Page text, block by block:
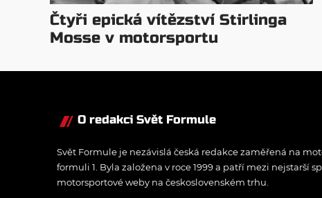
Čtyři epická vítězství Stirlinga
Mosse v motorsportu
O redakci Svět Formule
Svět Formule je nezávislá česká redakce zaměřená na
formuli 1. Byla založena v roce 1999 a patří mezi nejstarší
motorsportové weby na československém trhu.